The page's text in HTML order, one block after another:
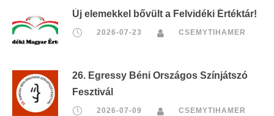
Új elemekkel bővült a Felvidéki Értéktár!
2026-07-23 CSEMYTIHAMER
26. Egressy Béni Országos Színjátszó
Fesztivál
2026-07-09 CSEMYTIHAMER